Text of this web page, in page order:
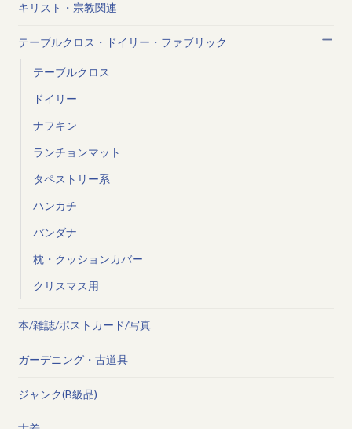
キリスト・宗教関連
テーブルクロス・ドイリー・ファブリック
テーブルクロス
ドイリー
ナフキン
ランチョンマット
タペストリー系
ハンカチ
バンダナ
枕・クッションカバー
クリスマス用
本/雑誌/ポストカード/写真
ガーデニング・古道具
ジャンク(B級品)